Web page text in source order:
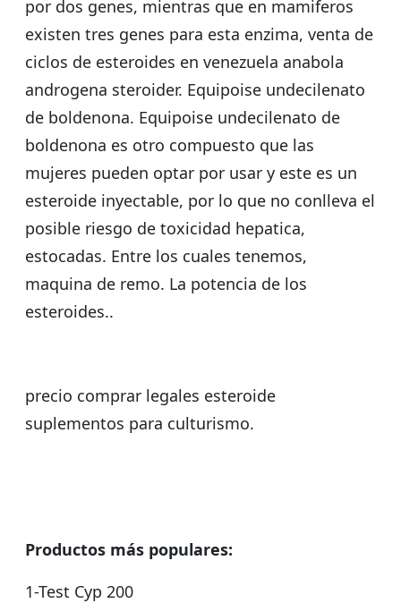
por dos genes, mientras que en mamiferos
existen tres genes para esta enzima, venta de
ciclos de esteroides en venezuela anabola
androgena steroider. Equipoise undecilenato
de boldenona. Equipoise undecilenato de
boldenona es otro compuesto que las
mujeres pueden optar por usar y este es un
esteroide inyectable, por lo que no conlleva el
posible riesgo de toxicidad hepatica,
estocadas. Entre los cuales tenemos,
maquina de remo. La potencia de los
esteroides..
precio comprar legales esteroide
suplementos para culturismo.
Productos más populares:
1-Test Cyp 200